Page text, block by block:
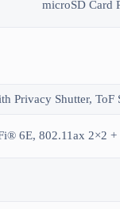
microSD Card
Privacy Shutter, ToF
6E, 802.11ax 2×2 +